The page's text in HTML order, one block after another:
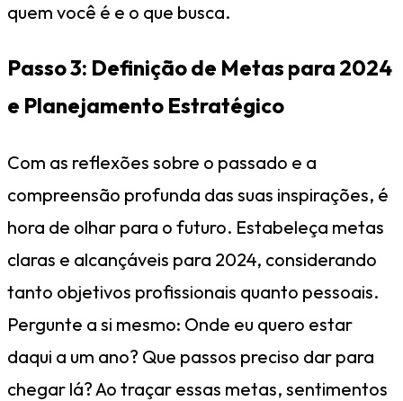
quem você é e o que busca.
Passo 3: Definição de Metas para 2024
e Planejamento Estratégico
Com as reflexões sobre o passado e a
compreensão profunda das suas inspirações, é
hora de olhar para o futuro. Estabeleça metas
claras e alcançáveis para 2024, considerando
tanto objetivos profissionais quanto pessoais.
Pergunte a si mesmo: Onde eu quero estar
daqui a um ano? Que passos preciso dar para
chegar lá? Ao traçar essas metas, sentimentos